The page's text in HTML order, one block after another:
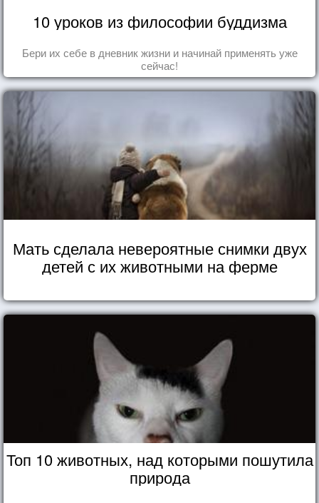
10 уроков из философии буддизма
Бери их себе в дневник жизни и начинай применять уже
сейчас!
Мать сделала невероятные снимки двух
детей с их животными на ферме
Топ 10 животных, над которыми пошутила
природа